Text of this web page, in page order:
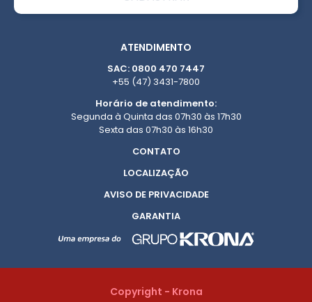
ATENDIMENTO
SAC: 0800 470 7447
+55 (47) 3431-7800
Horário de atendimento:
Segunda à Quinta das 07h30 às 17h30
Sexta das 07h30 às 16h30
CONTATO
LOCALIZAÇÃO
AVISO DE PRIVACIDADE
GARANTIA
Copyright - Krona